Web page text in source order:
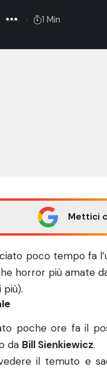
1 Min
Mettici
poco tempo fa
horror più amate
più).
poche ore fa il
da Bill Sienkiewicz.
il temuto e